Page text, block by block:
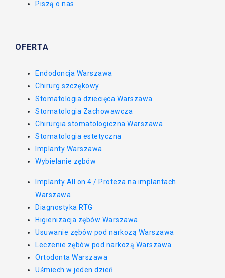
Piszą o nas
OFERTA
Endodoncja Warszawa
Chirurg szczękowy
Stomatologia dziecięca Warszawa
Stomatologia Zachowawcza
Chirurgia stomatologiczna Warszawa
Stomatologia estetyczna
Implanty Warszawa
Wybielanie zębów
Implanty All on 4 / Proteza na implantach
Warszawa
Diagnostyka RTG
Higienizacja zębów Warszawa
Usuwanie zębów pod narkozą Warszawa
Leczenie zębów pod narkozą Warszawa
Ortodonta Warszawa
Uśmiech w jeden dzień